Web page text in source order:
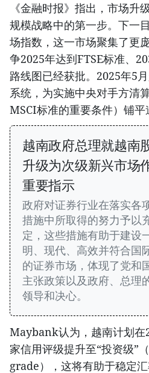
《金融时报》指出，市场升
规模战略中的第一步。下一
场指数，这一市场聚集了更
争2025年达到FTSE标准、
路线图已经获批。2025年5
系统，为实施中央对手方清
MSCI标准的重要条件）铺平
越南政府总理就越南
升级为次级新兴市场
重要指示
政府对证券行业在落实各
措施中所取得的努力予以
定，这些措施有助于建设
明、现代、高效并符合国
的证券市场，体现了党和
主张政策以及政府、总理
领导和决心。
Maybank认为，越南计划
家信用评级提升至“投资级”
grade），这将有助于稳定